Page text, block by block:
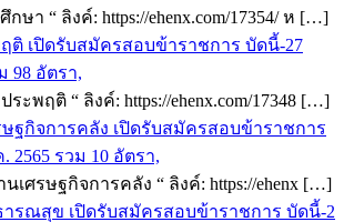
“ ลิงค์: https://ehenx.com/17354/ ห […]
ติ เปิดรับสมัครสอบข้าราชการ บัดนี้-27
98 อัตรา,
ฤติ “ ลิงค์: https://ehenx.com/17348 […]
ษฐกิจการคลัง เปิดรับสมัครสอบข้าราชการ
2565 รวม 10 อัตรา,
รษฐกิจการคลัง “ ลิงค์: https://ehenx […]
ารณสุข เปิดรับสมัครสอบข้าราชการ บัดนี้-2